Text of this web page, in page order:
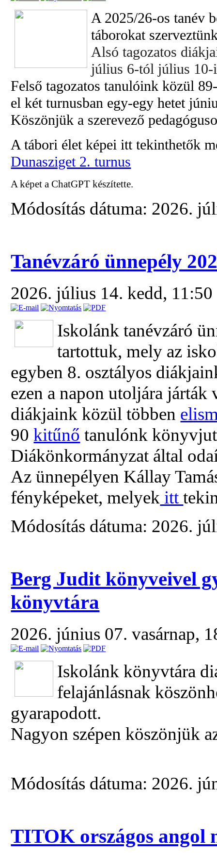
A 2025/26-os tanév
táborokat
Alsó tagozatos
július 6-tól július
Felső tagozatos tanulóink közül
el két turnusban egy-egy hetet
Köszönjük a szerevező
A tábori élet képei itt tekinthetők
Dunasziget 2. turnus
A képet a ChatGPT készítette.
Módosítás dátuma: 2026.
Tanévzáró ünnepély
2026. július 14. kedd, 11:50
Iskolánk tanévzáró
tartottuk, mely az
egyben 8. osztályos
ezen a napon utoljára járták
diákjaink közül többen
90kitűnő tanulónk
Diákönkormányzat által
Az ünnepélyen Kállay
fényképeket, melyek itt
Módosítás dátuma: 2026.
Berg Judit könyveivel
könyvtára
2026. június 07. vasárnap,
Iskolánk könyvtára
felajánlásnak
gyarapodott.
Nagyon szépen köszönjük
Módosítás dátuma: 2026.
TITOK országos angol